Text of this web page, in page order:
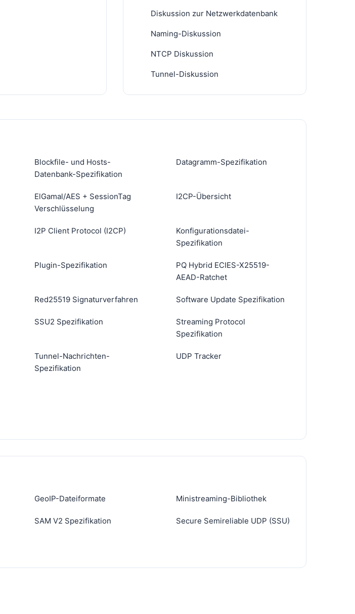
Diskussion zur Netzwerkdatenbank
Naming-Diskussion
NTCP Diskussion
Tunnel-Diskussion
Blockfile- und Hosts-
Datenbank-Spezifikation
Datagramm-Spezifikation
ElGamal/AES + SessionTag
Verschlüsselung
I2CP-Übersicht
I2P Client Protocol (I2CP)
Konfigurationsdatei-
Spezifikation
Plugin-Spezifikation
PQ Hybrid ECIES-X25519-
AEAD-Ratchet
Red25519 Signaturverfahren Software Update Spezifikation
SSU2 Spezifikation
Streaming Protocol
Spezifikation
Tunnel-Nachrichten-
Spezifikation
UDP Tracker
GeoIP-Dateiformate Ministreaming-Bibliothek
SAM V2 Spezifikation Secure Semireliable UDP (SSU)